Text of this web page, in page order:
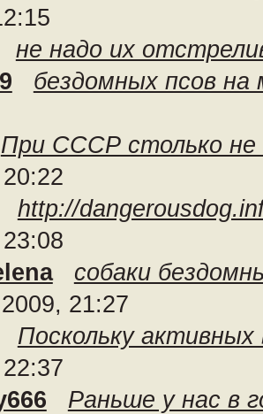
не надо их
бездомных псов
При СССР столько не
http://
собаки
21:27
Поскольку
Раньше у нас в